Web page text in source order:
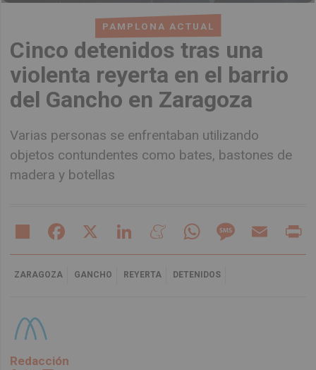
PAMPLONA ACTUAL
Cinco detenidos tras una
violenta reyerta en el barrio
del Gancho en Zaragoza
Varias personas se enfrentaban utilizando
objetos contundentes como bates, bastones de
madera y botellas
Share Facebook LinkedIn MeneameWhatsAppMessageEmail
ZARAGOZA GANCHO REYERTA DETENIDOS
Redacción